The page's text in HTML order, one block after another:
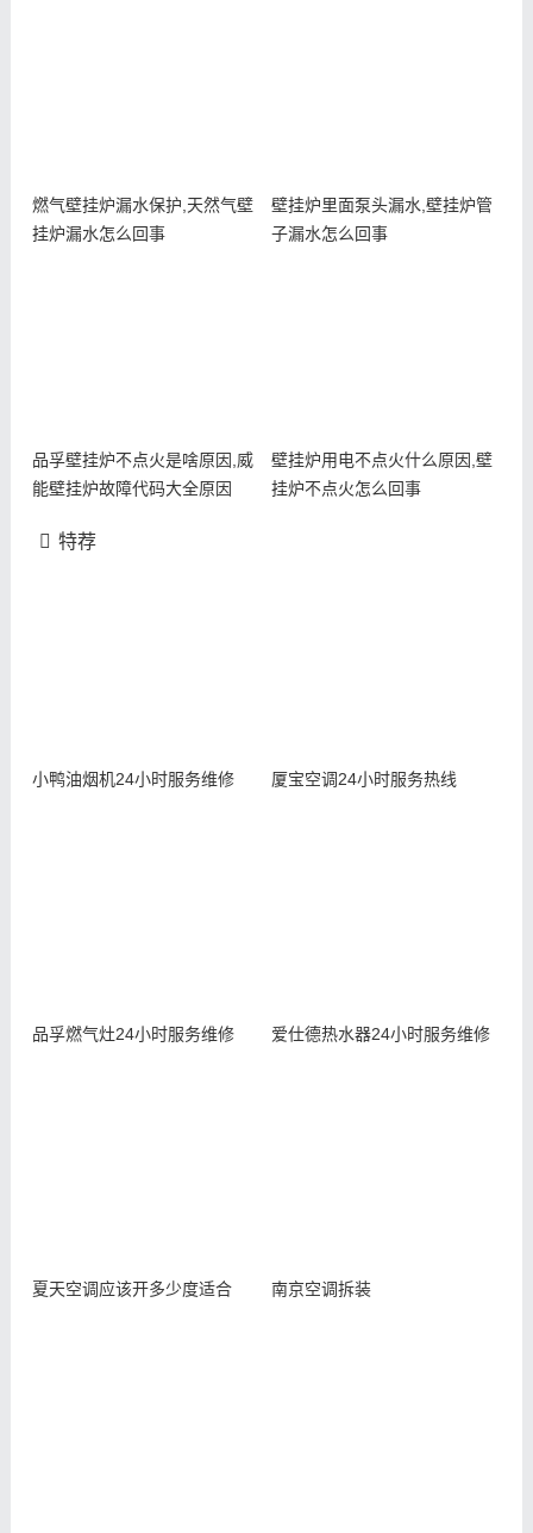
燃气壁挂炉漏水保护,天然气壁
挂炉漏水怎么回事
壁挂炉里面泵头漏水,壁挂炉管
子漏水怎么回事
品孚壁挂炉不点火是啥原因,威
能壁挂炉故障代码大全原因
壁挂炉用电不点火什么原因,壁
挂炉不点火怎么回事
特荐
小鸭油烟机24小时服务维修 厦宝空调24小时服务热线
品孚燃气灶24小时服务维修 爱仕德热水器24小时服务维修
夏天空调应该开多少度适合 南京空调拆装